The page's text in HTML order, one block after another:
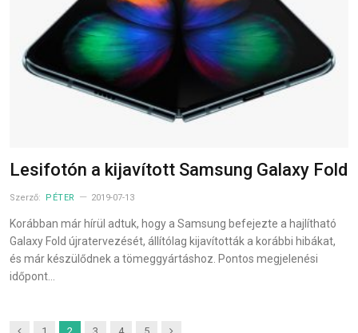
Lesifotón a kijavított Samsung Galaxy Fold
Szerző: PÉTER 2019-07-13
Korábban már hírül adtuk, hogy a Samsung befejezte a hajlítható
Galaxy Fold újratervezését, állítólag kijavították a korábbi hibákat,
és már készülődnek a tömeggyártáshoz. Pontos megjelenési
időpont…
Previous Next